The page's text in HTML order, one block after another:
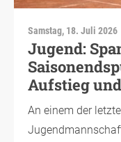
Samstag, 18. Juli 2026
Jugend:
Aufstieg
An einem der